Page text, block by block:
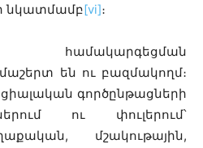
նկատմամբ[vi]։
են ու բազմակողմ։
գործընթացների
ու փուլերում՝
մշակութային,